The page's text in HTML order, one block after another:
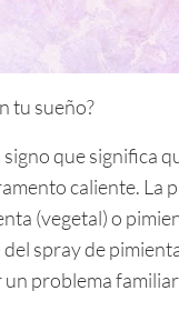
tu sueño?
que significa
caliente. La
(vegetal) o
spray de
un problema